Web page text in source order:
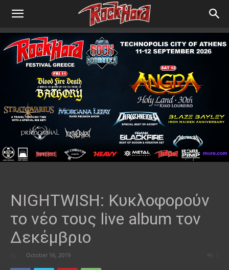
NIGHTWISH: Κυκλοφορούν
το νέο τους live album τον
Δεκέμβριο
October 16, 2019